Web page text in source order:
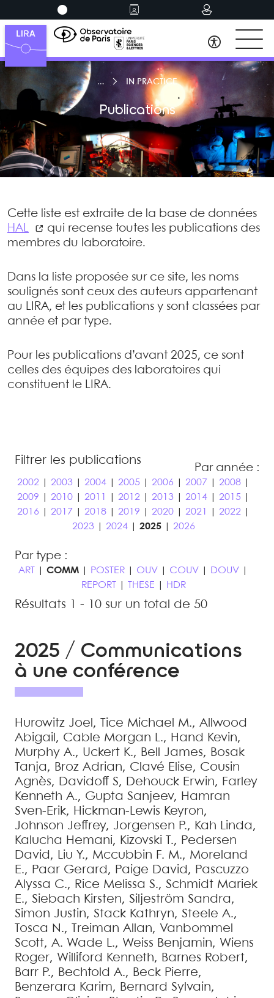
IN PRACTICE
Publications
Cette liste est extraite de la base de données
HAL
qui recense toutes les publications des
membres du laboratoire.
Dans la liste proposée sur ce site, les noms
soulignés sont ceux des auteurs appartenant
au LIRA, et les publications y sont classées par
année et par type.
Pour les publications d’avant 2025, ce sont
celles des équipes des laboratoires qui
constituent le LIRA.
Filtrer les publications
Par année :
2002| 2003| 2004| 2005| 2006 2007 2008|
2009
2010| 2011 2012| 2013| 2014| 2015|
2016
2017 2018| 2019 2020| 2021 2022|
2023| 2024| 2025| 2026
Par type :
ART COMM POSTER OUV COUV DOUV
REPORT
THESE HDR
Résultats 1 - 10 sur un total de 50
2025 / Communications
à une conférence
Hurowitz Joel , Tice Michael M., Allwood
Abigail , Cable Morgan L., Hand Kevin,
Murphy A., Uckert K., Bell James, Bosak
Tanja, Broz Adrian, Clavé Elise, Cousin
Agnès, Davidoff S, Dehouck Erwin, Farley
Kenneth A., Gupta Sanjeev, Hamran
Sven-Erik, Hickman-Lewis Keyron,
Johnson Jeffrey, Jorgensen P., Kah Linda,
Kalucha Hemani, Kizovski T., Pedersen
David , Liu Y., Mccubbin F. M., Moreland
E., Paar Gerard , Paige David , Pascuzzo
Alyssa C., Rice Melissa S., Schmidt Mariek
E., Siebach Kirsten, Siljeström Sandra,
Simon Justin, Stack Kathryn, Steele A.,
Tosca N., Treiman Allan, Vanbommel
Scott, A. Wade L., Weiss Benjamin, Wiens
Roger, Williford Kenneth, Barnes Robert,
Barr P., Bechtold A., Beck Pierre,
Benzerara Karim, Bernard Sylvain,